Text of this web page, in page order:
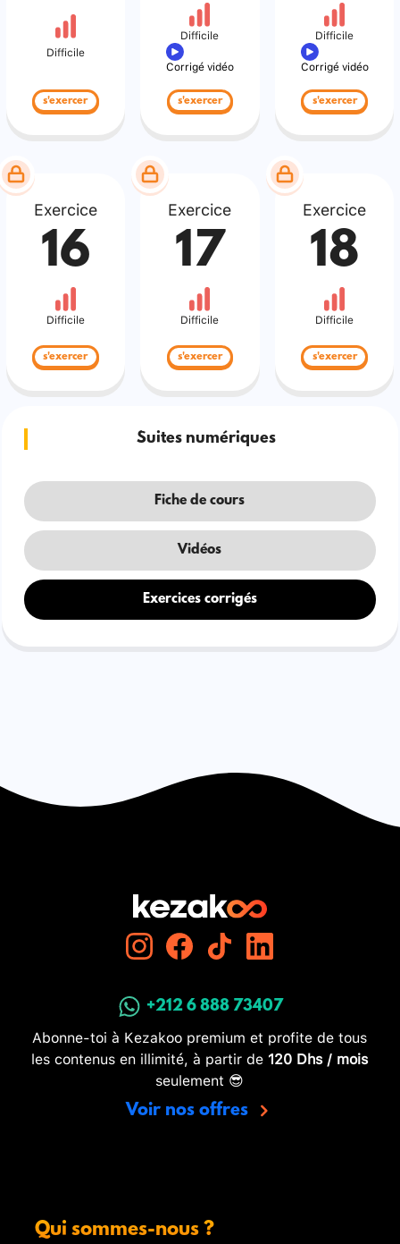
Difficile
s'exercer
Difficile
Corrigé vidéo
s'exercer
Difficile
Corrigé vidéo
s'exercer
Exercice
16
Difficile
s'exercer
Exercice
17
Difficile
s'exercer
Exercice
18
Difficile
s'exercer
Suites numériques
Fiche de cours
Vidéos
Exercices corrigés
+212 6 888 73407
Abonne-toi à Kezakoo premium et profite de tous
les contenus en illimité, à partir de 120 Dhs / mois
seulement 😎
Voir nos offres
Qui sommes-nous ?